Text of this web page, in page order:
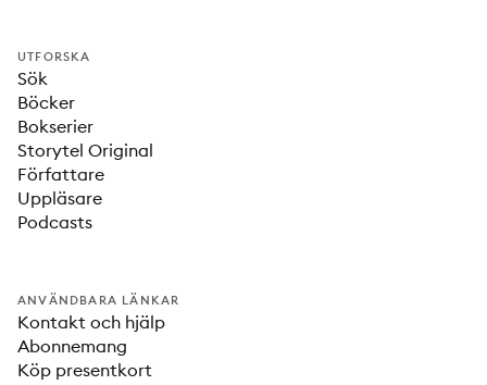
UTFORSKA
Sök
Böcker
Bokserier
Storytel Original
Författare
Uppläsare
Podcasts
ANVÄNDBARA LÄNKAR
Kontakt och hjälp
Abonnemang
Köp presentkort